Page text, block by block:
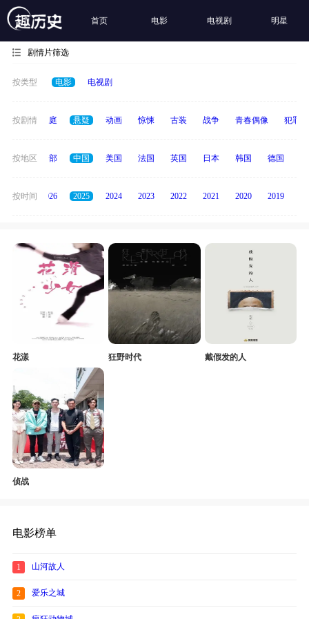
首页 电影 电视剧 明星
剧情片筛选
按类型 电影 电视剧
按剧情
科幻 家庭 悬疑 动画 惊悚 古装 战争 青春偶像 犯罪
按地区 全部 中国 美国 法国 英国 日本 韩国 德国
按时间
全部 2026 2025 2024 2023 2022 2021 2020 2019
花漾 狂野时代 戴假发的人
侦战
电影榜单
1 山河故人
2 爱乐之城